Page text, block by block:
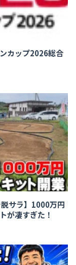
カップ2026総合
サラ】1000万円
が凄すぎた！